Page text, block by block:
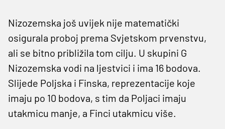
Nizozemska još uvijek nije matematički
osigurala proboj prema Svjetskom prvenstvu,
ali se bitno približila tom cilju. U skupini G
Nizozemska vodi na ljestvici i ima 16 bodova.
Slijede Poljska i Finska, reprezentacije koje
imaju po 10 bodova, s tim da Poljaci imaju
utakmicu manje, a Finci utakmicu više.